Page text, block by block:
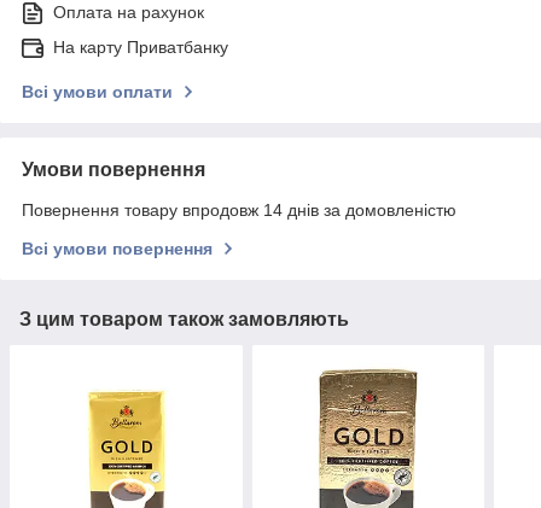
Оплата на рахунок
На карту Приватбанку
Всі умови оплати
Умови повернення
Повернення товару впродовж 14 днів за домовленістю
Всі умови повернення
З цим товаром також замовляють